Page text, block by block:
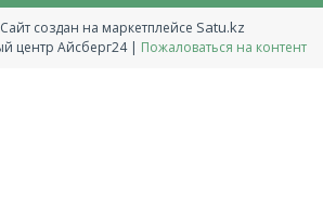
Сайт создан на маркетплейсе Satu.kz
Сервисный центр Айсберг24 | Пожаловаться на контент